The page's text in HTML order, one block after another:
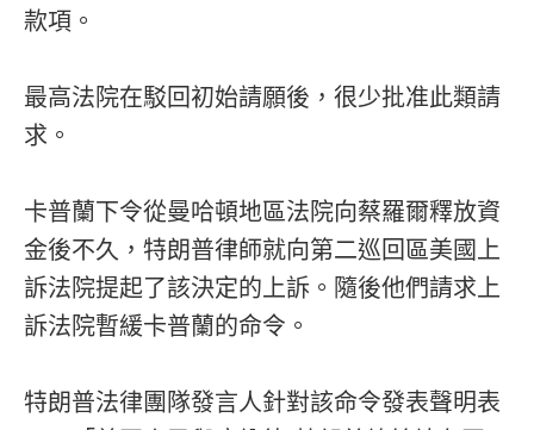
款項。
最高法院在駁回初始請願後，很少批准此類請
求。
卡普蘭下令從曼哈頓地區法院向蔡羅爾釋放資
金後不久，特朗普律師就向第二巡回區美國上
訴法院提起了該決定的上訴。隨後他們請求上
訴法院暫緩卡普蘭的命令。
特朗普法律團隊發言人針對該命令發表聲明表